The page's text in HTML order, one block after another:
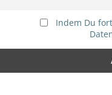
Indem Du